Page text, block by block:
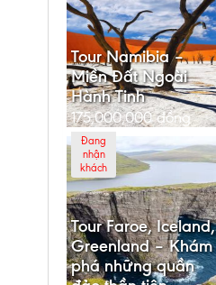
Tour Namibia –
Miền Đất Ngoài
Hành Tinh
175,000,000đồng
Đang
nhận
khách
Tour Faroe, Iceland,
Greenland – Khám
phá những quần